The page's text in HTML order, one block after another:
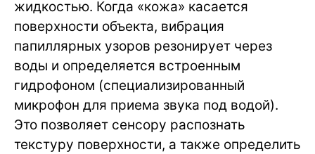
жидкостью. Когда «кожа» касается
поверхности объекта, вибрация
папиллярных узоров резонирует через
воды и определяется встроенным
гидрофоном (специализированный
микрофон для приема звука под водой).
Это позволяет сенсору распознать
текстуру поверхности, а также определить